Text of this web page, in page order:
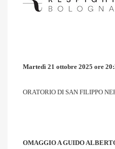
Martedì 21 ottobre 2025 ore
ORATORIO DI SAN FILIPPO
OMAGGIO A GUIDO